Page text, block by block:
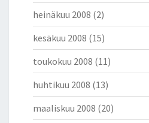
heinäkuu 2008 (2)
kesäkuu 2008 (15)
toukokuu 2008 (11)
huhtikuu 2008 (13)
maaliskuu 2008 (20)